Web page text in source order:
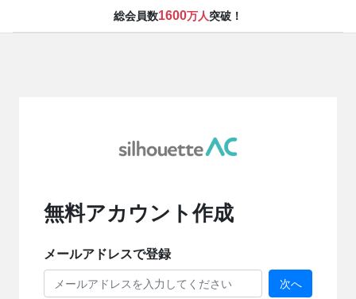
総会員数1600万人突破！
無料アカウント作成
メールアドレスで登録
次へ